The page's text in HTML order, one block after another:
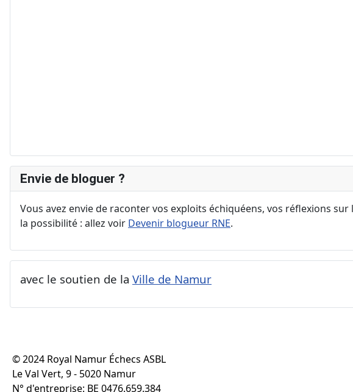
Envie de bloguer ?
Vous avez envie de raconter vos exploits échiquéens, vos réflexions
la possibilité : allez voir Devenir blogueur RNE.
avec le soutien de la Ville de Namur
© 2024 Royal Namur Échecs ASBL
Le Val Vert, 9 - 5020 Namur
N° d'entreprise: BE 0476.659.384